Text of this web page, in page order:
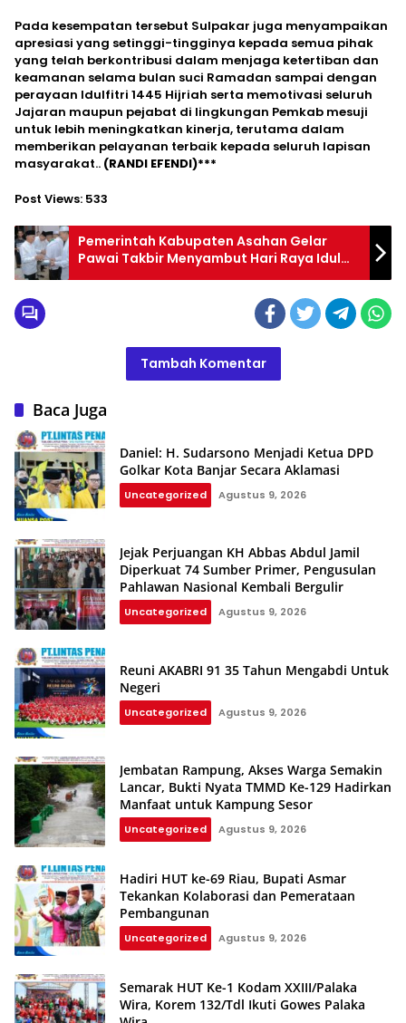
Pada kesempatan tersebut Sulpakar juga menyampaikan
apresiasi yang setinggi-tingginya kepada semua pihak
yang telah berkontribusi dalam menjaga ketertiban dan
keamanan selama bulan suci Ramadan sampai dengan
perayaan Idulfitri 1445 Hijriah serta memotivasi seluruh
Jajaran maupun pejabat di lingkungan Pemkab mesuji
untuk lebih meningkatkan kinerja, terutama dalam
memberikan pelayanan terbaik kepada seluruh lapisan
masyarakat.. (RANDI EFENDI)***
Post Views: 533
Pemerintah Kabupaten Asahan Gelar
Pawai Takbir Menyambut Hari Raya Idul
Fitri 1445 H
Tambah Komentar
Baca Juga
Daniel: H. Sudarsono Menjadi Ketua DPD
Golkar Kota Banjar Secara Aklamasi
Uncategorized Agustus 9, 2026
Jejak Perjuangan KH Abbas Abdul Jamil
Diperkuat 74 Sumber Primer, Pengusulan
Pahlawan Nasional Kembali Bergulir
Uncategorized Agustus 9, 2026
Reuni AKABRI 91 35 Tahun Mengabdi Untuk
Negeri
Uncategorized Agustus 9, 2026
Jembatan Rampung, Akses Warga Semakin
Lancar, Bukti Nyata TMMD Ke-129 Hadirkan
Manfaat untuk Kampung Sesor
Uncategorized Agustus 9, 2026
Hadiri HUT ke-69 Riau, Bupati Asmar
Tekankan Kolaborasi dan Pemerataan
Pembangunan
Uncategorized Agustus 9, 2026
Semarak HUT Ke-1 Kodam XXIII/Palaka
Wira, Korem 132/Tdl Ikuti Gowes Palaka